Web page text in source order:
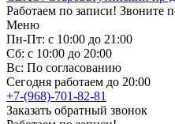
Работаем по записи! Звоните
Меню
Пн-Пт: с 10:00 до 21:00
Сб: с 10:00 до 20:00
Вс: По согласованию
Сегодня работаем до 20:00
+7-(968)-701-82-81
Заказать обратный звонок